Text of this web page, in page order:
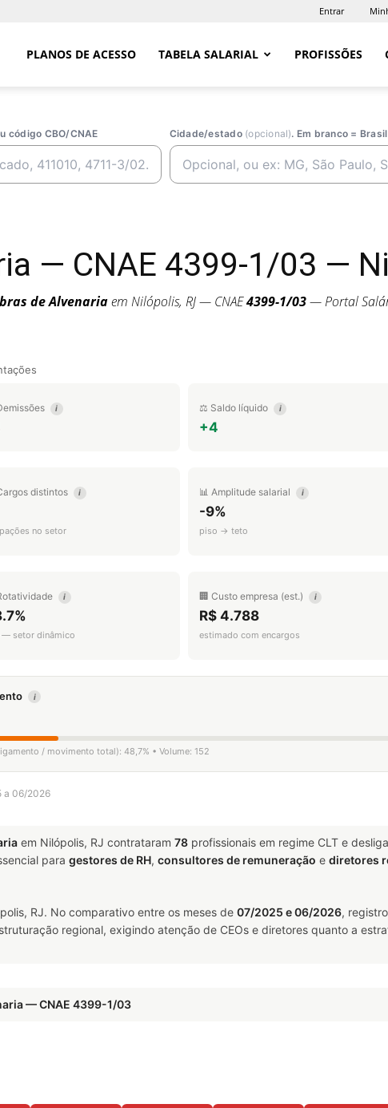
Entrar
PLANOS DE ACESSO TABELA SALARIAL PROFISSÕES
código CBO/CNAE Cidade/estado (opcional). Em branco = Brasil
— CNAE 4399-1/03 —
de Alvenariaem Nilópolis, RJ — CNAE4399-1/03— Portal
i ⚖️ Saldo líquido i
+4
distintos i
no setor
📊 Amplitude salarial i
-9%
piso → teto
i
— setor dinâmico
🏢 Custo empresa (est.) i
R$ 4.788
estimado com encargos
i
/ movimento total): 48,7% • Volume: 152
a 06/2026
em Nilópolis, RJ contrataram 78 profissionais em regime CLT e
para gestores de RH, consultores de remuneração e diretores
RJ. No comparativo entre os meses de 07/2025 e 06/2026,
regional, exigindo atenção de CEOs e diretores quanto a
— CNAE 4399-1/03